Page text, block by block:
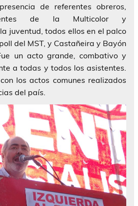
de referentes obreros,
de la Multicolor y
juventud, todos ellos en el palco
del MST, y Castañeira y Bayón
un acto grande, combativo y
a todas y todos los asistentes.
los actos comunes realizados
del país.